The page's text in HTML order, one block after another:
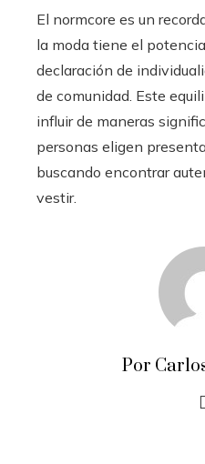
El normcore es un
la moda tiene el
declaración de
de comunidad. Este
influir de maneras
personas eligen
buscando encontrar
vestir.
Por